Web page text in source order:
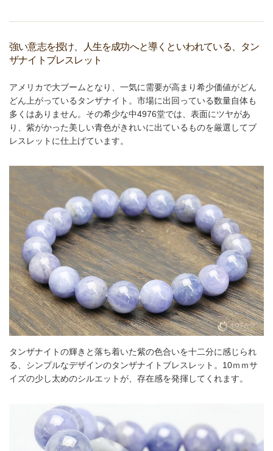
強い意志を授け、人生を成功へと導くといわれている、タン
ザナイトブレスレット
アメリカで大ブームとなり、一気に需要が高まり希少価値がどん
どん上がっているタンザナイト。市場に出回っている数量自体も
多くはありません。その希少な中4976堂では、表面にツヤがあ
り、紫がかった美しい青色がきれいに出ているものを厳選してブ
レスレットに仕上げています。
タンザナイトの輝きと落ち着いた紫の色合いを十二分に感じられ
る、シンプルなデザインのタンザナイトブレスレット。10ｍｍサ
イズの少し太めのシルエットが、存在感を発揮してくれます。